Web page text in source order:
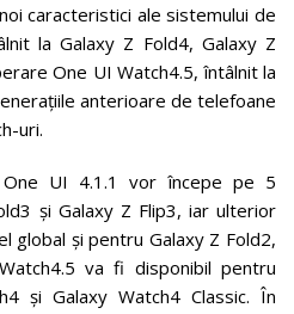
caracteristici ale sistemului de
la Galaxy Z Fold4, Galaxy Z
One UI Watch4.5, întâlnit la
anterioare de telefoane
uri.
UI 4.1.1 vor începe pe 5
și Galaxy Z Flip3, iar ulterior
global și pentru Galaxy Z Fold2,
va fi disponibil pentru
și Galaxy Watch4 Classic. În